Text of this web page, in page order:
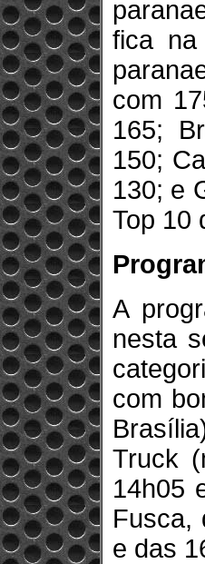
fica na
com
165;
150;
130; e
Top 10
A
nesta
com
Truck
14h05
Fusca,
e das